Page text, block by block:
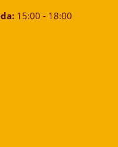
15:00 - 18:00